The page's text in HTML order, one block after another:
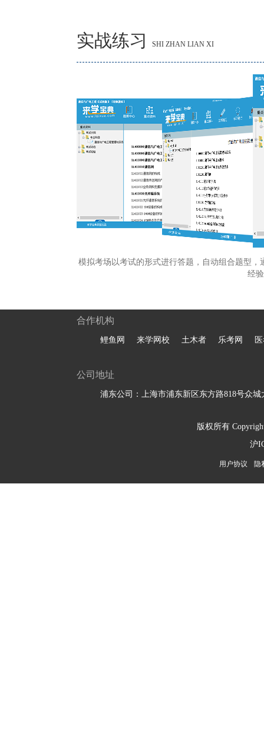
实战练习 SHI ZHAN LIAN XI
模拟考场以考试的形式进行答题，自动组合题型
经
合作机构
鲤鱼网 来学网校 土木者 乐考网
公司地址
浦东公司：上海市浦东新区东方路818号众城
版权所有
沪
用户协议 隐